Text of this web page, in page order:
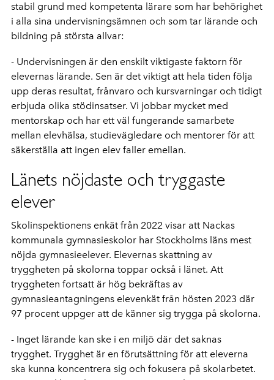
stabil grund med kompetenta lärare som har behörighet
i alla sina undervisningsämnen och som tar lärande och
bildning på största allvar:
- Undervisningen är den enskilt viktigaste faktorn för
elevernas lärande. Sen är det viktigt att hela tiden följa
upp deras resultat, frånvaro och kursvarningar och tidigt
erbjuda olika stödinsatser. Vi jobbar mycket med
mentorskap och har ett väl fungerande samarbete
mellan elevhälsa, studievägledare och mentorer för att
säkerställa att ingen elev faller emellan.
Länets nöjdaste och tryggaste
elever
Skolinspektionens enkät från 2022 visar att Nackas
kommunala gymnasieskolor har Stockholms läns mest
nöjda gymnasieelever. Elevernas skattning av
tryggheten på skolorna toppar också i länet. Att
tryggheten fortsatt är hög bekräftas av
gymnasieantagningens elevenkät från hösten 2023 där
97 procent uppger att de känner sig trygga på skolorna.
- Inget lärande kan ske i en miljö där det saknas
trygghet. Trygghet är en förutsättning för att eleverna
ska kunna koncentrera sig och fokusera på skolarbetet.